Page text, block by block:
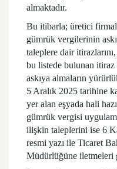
almaktadır.
Bu itibarla; üretici
gümrük vergilerinin
taleplere dair
bu listede bulunan
askıya almaların
5 Aralık 2025 tarihine
yer alan eşyada hali
gümrük vergisi
ilişkin taleplerini ise 6
resmi yazı ile Ticaret
Müdürlüğüne iletmeleri